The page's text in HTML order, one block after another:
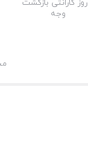
۷ روز گارانتی بازگشت
وجه